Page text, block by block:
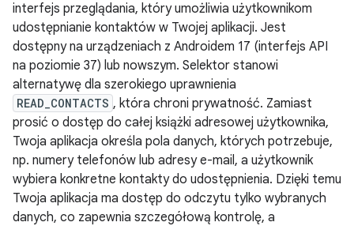
interfejs przeglądania, który umożliwia użytkownikom
udostępnianie kontaktów w Twojej aplikacji. Jest
dostępny na urządzeniach z Androidem 17 (interfejs API
na poziomie 37) lub nowszym. Selektor stanowi
alternatywę dla szerokiego uprawnienia
READ_CONTACTS , która chroni prywatność. Zamiast
prosić o dostęp do całej książki adresowej użytkownika,
Twoja aplikacja określa pola danych, których potrzebuje,
np. numery telefonów lub adresy e-mail, a użytkownik
wybiera konkretne kontakty do udostępnienia. Dzięki temu
Twoja aplikacja ma dostęp do odczytu tylko wybranych
danych, co zapewnia szczegółową kontrolę, a